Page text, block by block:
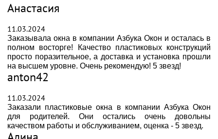
Анастасия
11.03.2024
Заказывала окна в компании Азбука Окон и осталась в
полном восторге! Качество пластиковых конструкций
просто поразительное, а доставка и установка прошли
на высшем уровне. Очень рекомендую! 5 звезд!
anton42
11.03.2024
Заказали пластиковые окна в компании Азбука Окон
для родителей. Они остались очень довольны
качеством работы и обслуживанием, оценка - 5 звезд.